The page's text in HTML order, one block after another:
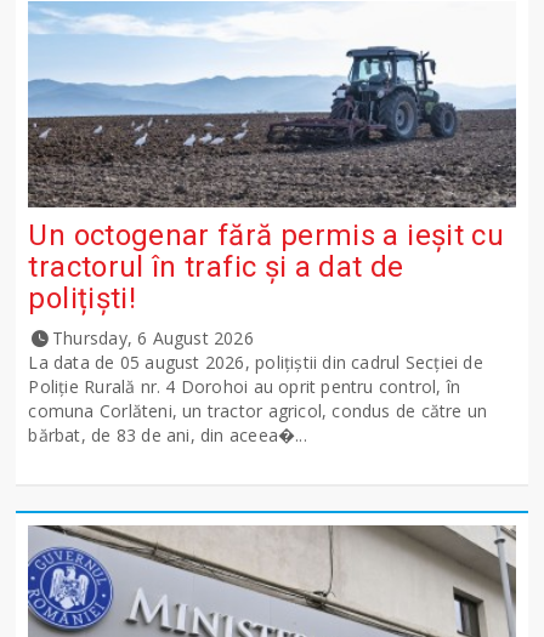
Un octogenar fără permis a ieșit cu
tractorul în trafic și a dat de
polițiști!
Thursday, 6 August 2026
La data de 05 august 2026, polițiștii din cadrul Secției de
Poliție Rurală nr. 4 Dorohoi au oprit pentru control, în
comuna Corlăteni, un tractor agricol, condus de către un
bărbat, de 83 de ani, din aceea�...